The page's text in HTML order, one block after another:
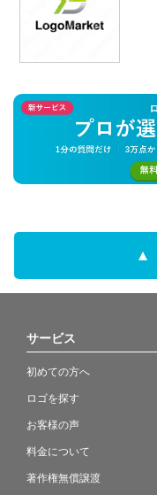
サービス
初めての方へ
ロゴを探す
お客様の声
料金について
著作権無償譲渡